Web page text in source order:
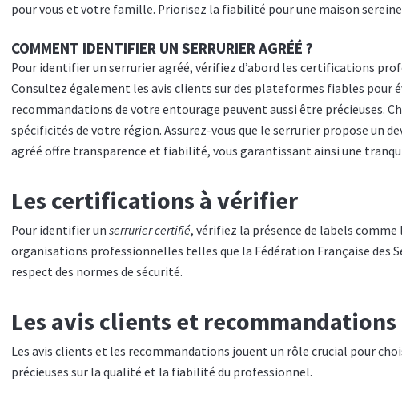
pour vous et votre famille. Priorisez la fiabilité pour une maison
COMMENT IDENTIFIER UN SERRURIER AGRÉÉ ?
Pour identifier un serrurier agréé, vérifiez d’abord les certifications
Consultez également les avis clients sur des plateformes fiables pour
recommandations de votre entourage peuvent aussi être précieuses.
spécificités de votre région. Assurez-vous que le serrurier propose un
agréé offre transparence et fiabilité, vous garantissant ainsi une
Les certifications à vérifier
Pour identifier un serrurier certifié, vérifiez la présence de labels comme
organisations professionnelles telles que la Fédération Française des
respect des normes de sécurité.
Les avis clients et recommandations
Les avis clients et les recommandations jouent un rôle crucial pour
précieuses sur la qualité et la fiabilité du professionnel.